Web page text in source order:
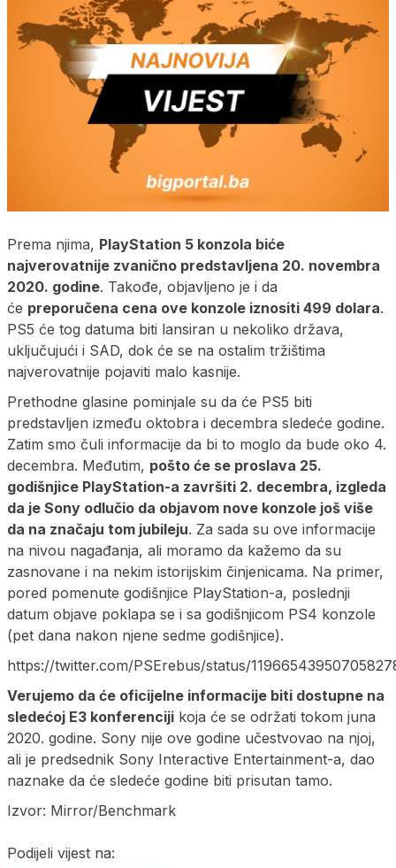
Prema njima, PlayStation 5 konzola biće
najverovatnije zvanično predstavljena 20. novembra
2020. godine. Takođe, objavljeno je i da
će preporučena cena ove konzole iznositi 499 dolara.
PS5 će tog datuma biti lansiran u nekoliko država,
uključujući i SAD, dok će se na ostalim tržištima
najverovatnije pojaviti malo kasnije.
Prethodne glasine pominjale su da će PS5 biti
predstavljen između oktobra i decembra sledeće godine.
Zatim smo čuli informacije da bi to moglo da bude oko 4.
decembra. Međutim, pošto će se proslava 25.
godišnjice PlayStation-a završiti 2. decembra, izgleda
da je Sony odlučio da objavom nove konzole još više
da na značaju tom jubileju. Za sada su ove informacije
na nivou nagađanja, ali moramo da kažemo da su
zasnovane i na nekim istorijskim činjenicama. Na primer,
pored pomenute godišnjice PlayStation-a, poslednji
datum objave poklapa se i sa godišnjicom PS4 konzole
(pet dana nakon njene sedme godišnjice).
https://twitter.com/PSErebus/status/
Verujemo da će oficijelne informacije biti dostupne na
sledećoj E3 konferenciji koja će se održati tokom juna
2020. godine. Sony nije ove godine učestvovao na njoj,
ali je predsednik Sony Interactive Entertainment-a, dao
naznake da će sledeće godine biti prisutan tamo.
Izvor: Mirror/Benchmark
Podijeli vijest na: